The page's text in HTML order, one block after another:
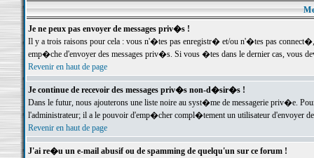
Je ne peux pas envoyer de messages priv�s !
Il y a trois raisons pour cela : vous n'�tes pas enregistr� et/ou n'�tes pas
emp�che d'envoyer des messages priv�s. Si vous �tes dans le dernier cas, vous
Revenir en haut de page
Je continue de recevoir des messages priv�s non-d�sir�s !
Dans le futur, nous ajouterons une liste noire au syst�me de messagerie priv�e.
l'administrateur; il a le pouvoir d'emp�cher compl�tement un utilisateur d'envoyer
Revenir en haut de page
J'ai re�u un e-mail abusif ou de spamming de quelqu'un sur ce forum !